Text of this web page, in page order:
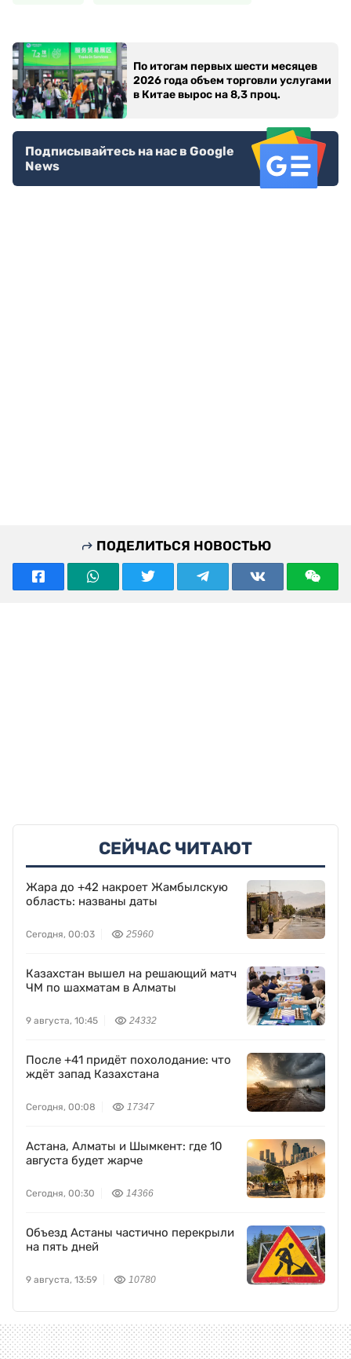
По итогам первых шести месяцев
2026 года объем торговли услугами
в Китае вырос на 8,3 проц.
Подписывайтесь на нас в Google
News
ПОДЕЛИТЬСЯ НОВОСТЬЮ
СЕЙЧАС ЧИТАЮТ
Жара до +42 накроет Жамбылскую
область: названы даты
Сегодня, 00:03 25960
Казахстан вышел на решающий матч
ЧМ по шахматам в Алматы
9 августа, 10:45 24332
После +41 придёт похолодание: что
ждёт запад Казахстана
Сегодня, 00:08 17347
Астана, Алматы и Шымкент: где 10
августа будет жарче
Сегодня, 00:30 14366
Объезд Астаны частично перекрыли
на пять дней
9 августа, 13:59 10780